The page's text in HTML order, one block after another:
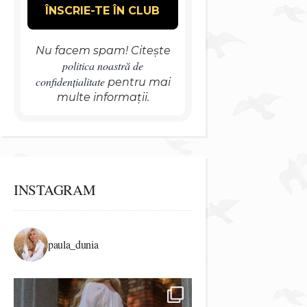
Nu facem spam! Citește
politica noastră de
confidențialitatepentru mai
multe informații.
INSTAGRAM
paula_dunia